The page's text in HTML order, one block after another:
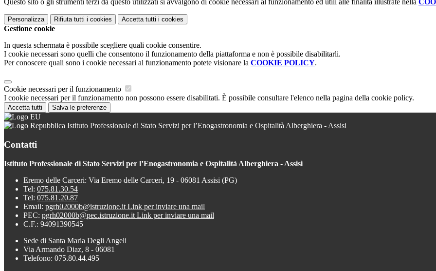
Questo sito o gli strumenti terzi da questo utilizzati si avvalgono di cookie necessari al funzionamento ed utili alle finalità illustrate nella
Personalizza Rifiuta tutti i cookies Accetta tutti i cookies
Gestione cookie
In questa schermata è possibile scegliere quali cookie consentire.
I cookie necessari sono quelli che consentono il funzionamento della piattaforma e non è possibile disabilitarli.
Per conoscere quali sono i cookie necessari al funzionamento potete visionare la COOKIE POLICY.
Cookie necessari per il funzionamento
I cookie necessari per il funzionamento non possono essere disabilitati. È possibile consultare l'elenco nella pagina della cookie policy.
Accetta tutti Salva le preferenze
Istituto Professionale di Stato Servizi per l’Enogastronomia e Ospitalità Alberghiera - Assisi
Contatti
Istituto Professionale di Stato Servizi per l’Enogastronomia e Ospitalità Alberghiera - Assisi
Eremo delle Carceri: Via Eremo delle Carceri, 19 - 06081 Assisi (PG)
Tel: 075.81.30.54
Tel: 075.81.20.87
Email: pgrh02000b@istruzione.it Link per inviare una mail
PEC: pgrh02000b@pec.istruzione.it Link per inviare una mail
C.F.: 94091390545
Sede di Santa Maria Degli Angeli
Via Armando Diaz, 8 - 06081
Telefono: 075.80.44.495